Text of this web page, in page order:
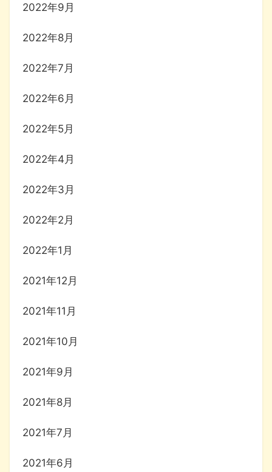
2022年9月
2022年8月
2022年7月
2022年6月
2022年5月
2022年4月
2022年3月
2022年2月
2022年1月
2021年12月
2021年11月
2021年10月
2021年9月
2021年8月
2021年7月
2021年6月